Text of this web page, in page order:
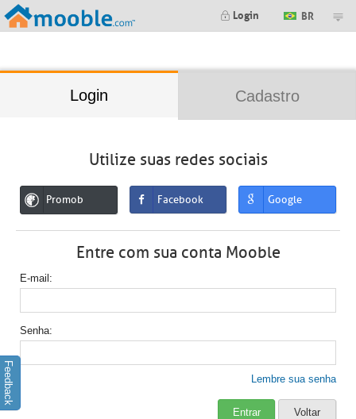
Login BR
Login Cadastro
Utilize suas redes sociais
Promob Facebook Google
Entre com sua conta Mooble
E-mail
Senha
Lembre sua senha
Entrar Voltar
Feedback